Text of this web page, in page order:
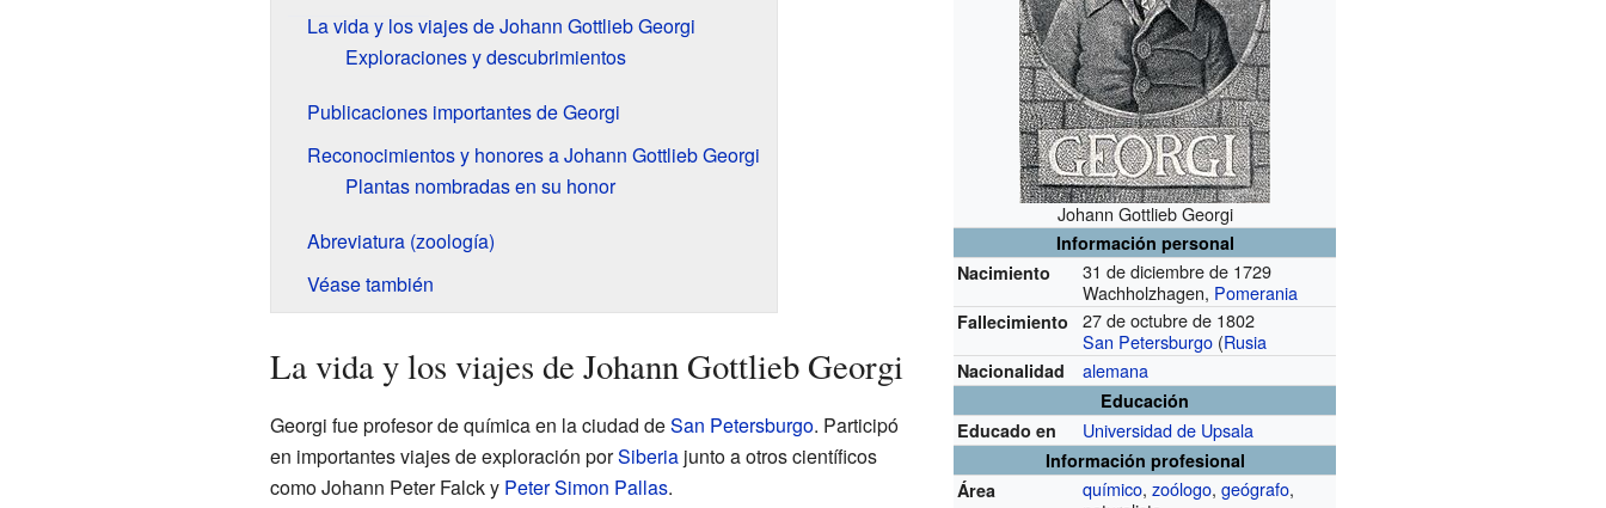
Johann Gottlieb Georgi
Información personal
Nacimiento
31 de diciembre de 1729
Wachholzhagen, Pomerania
Fallecimiento
27 de octubre de 1802
San Petersburgo (Rusia
Nacionalidad alemana
Educación
Educado en
Universidad de Upsala
Información profesional
Área
químico,zoólogo,geógrafo,
La vida y los viajes de Johann Gottlieb Georgi
Exploraciones y descubrimientos
Publicaciones importantes de Georgi
Reconocimientos y honores a Johann Gottlieb Georgi
Plantas nombradas en su honor
Abreviatura (zoología)
Véase también
La vida y los viajes de Johann Gottlieb Georgi
Georgi fue profesor de química en la ciudad deSan Petersburgo. Participó
en importantes viajes de exploración porSiberiajunto a otros científicos
como Johann Peter Falck y Peter Simon Pallas.